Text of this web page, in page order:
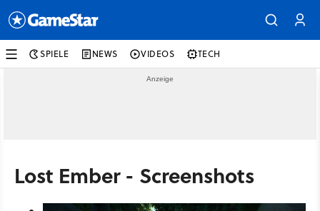
SPIELE NEWS VIDEOS TECH
Lost Ember - Screenshots